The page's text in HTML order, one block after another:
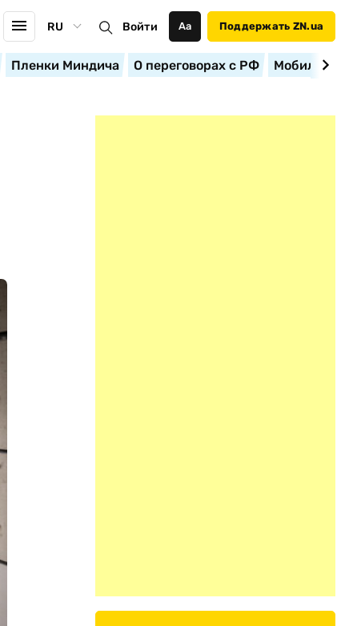
RU Войти Аа Поддержать ZN.ua
Пленки Миндича О переговорах с РФ